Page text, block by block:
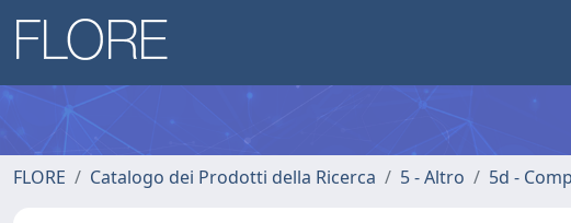
FLORE Catalogo dei Prodotti della Ricerca 5 - Altro 5d -